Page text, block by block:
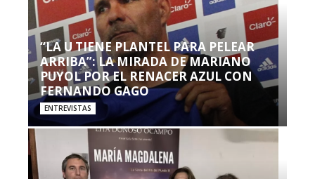
“LA U TIENE PLANTEL PARA PELEAR
ARRIBA”: LA MIRADA DE MARIANO
PUYOL POR EL RENACER AZUL CON
FERNANDO GAGO
ENTREVISTAS